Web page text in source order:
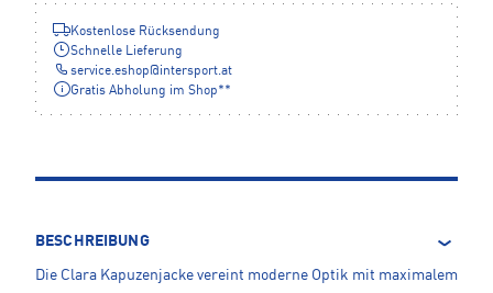
Kostenlose Rücksendung
Schnelle Lieferung
service.eshop@ intersport.at
Gratis Abholung im Shop**
BESCHREIBUNG
Die Clara Kapuzenjacke vereint moderne Optik mit maximalem